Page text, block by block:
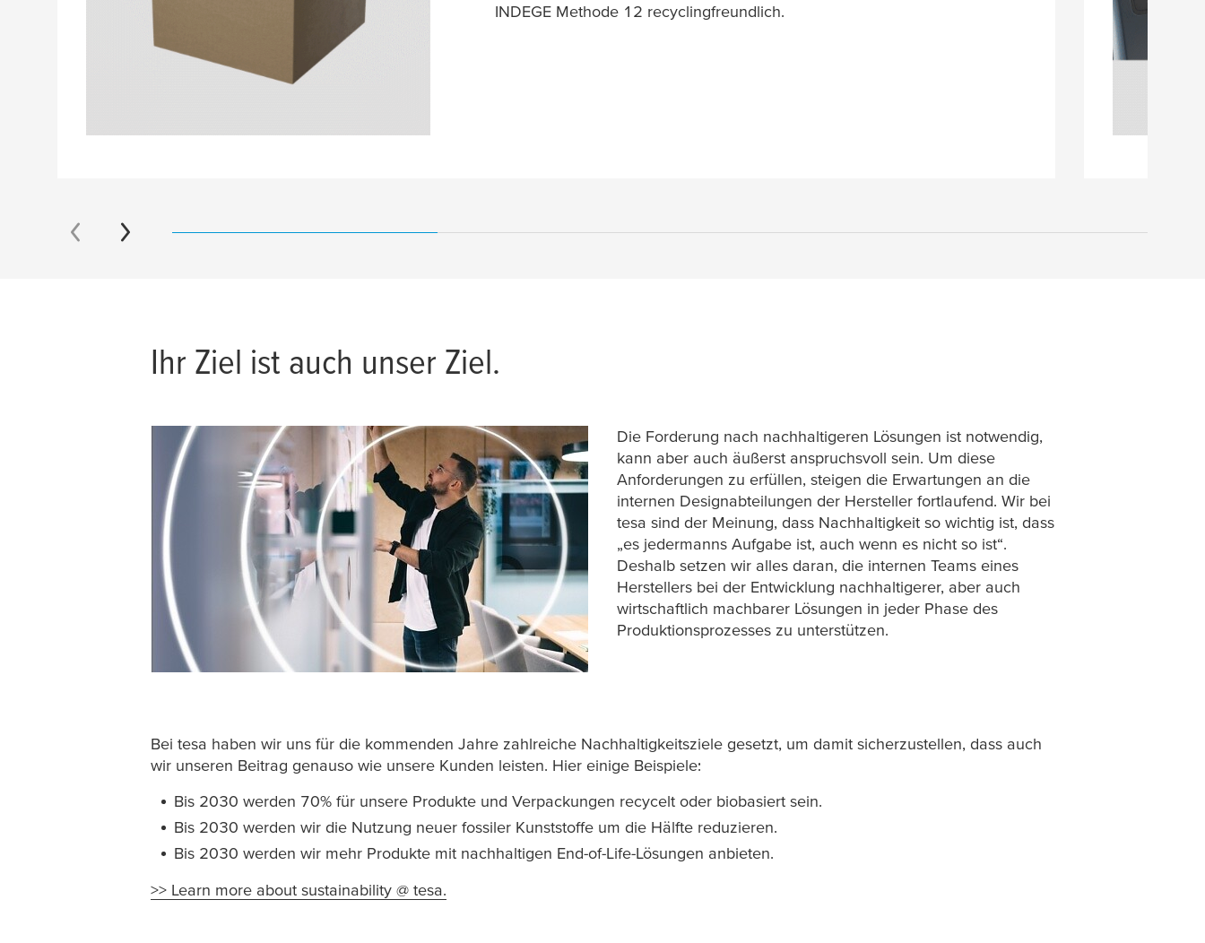
INDEGE Methode 12 recyclingfreundlich.
Ihr Ziel ist auch unser Ziel.
Die Forderung nach nachhaltigeren Lösungen ist notwendig,
kann aber auch äußerst anspruchsvoll sein. Um diese
Anforderungen zu erfüllen, steigen die Erwartungen an die
internen Designabteilungen der Hersteller fortlaufend. Wir bei
tesa sind der Meinung, dass Nachhaltigkeit so wichtig ist, dass
„es jedermanns Aufgabe ist, auch wenn es nicht so ist“.
Deshalb setzen wir alles daran, die internen Teams eines
Herstellers bei der Entwicklung nachhaltigerer, aber auch
wirtschaftlich machbarer Lösungen in jeder Phase des
Produktionsprozesses zu unterstützen.
Bei tesa haben wir uns für die kommenden Jahre zahlreiche Nachhaltigkeitsziele gesetzt, um damit sicherzustellen, dass auch
wir unseren Beitrag genauso wie unsere Kunden leisten. Hier einige Beispiele:
Bis 2030 werden 70% für unsere Produkte und Verpackungen recycelt oder biobasiert sein.
Bis 2030 werden wir die Nutzung neuer fossiler Kunststoffe um die Hälfte reduzieren.
Bis 2030 werden wir mehr Produkte mit nachhaltigen End-of-Life-Lösungen anbieten.
>> Learn more about sustainability @ tesa.